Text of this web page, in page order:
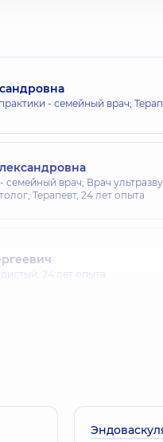
- семейный врач;
врач; Врач
Терапевт, 24 лет опыта
24 лет опыта